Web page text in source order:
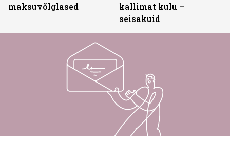
maksuvõlglased
kallimat kulu –
seisakuid